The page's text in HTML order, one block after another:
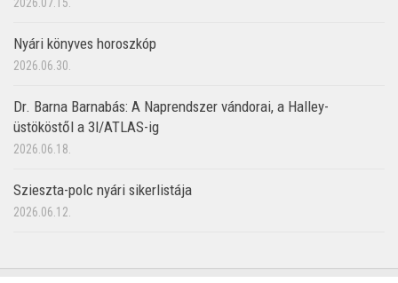
2026.07.15.
Nyári könyves horoszkóp
2026.06.30.
Dr. Barna Barnabás: A Naprendszer vándorai, a Halley-
üstököstől a 3I/ATLAS-ig
2026.06.18.
Szieszta-polc nyári sikerlistája
2026.06.12.